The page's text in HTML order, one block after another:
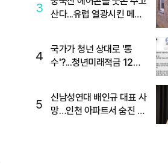
3
산다...유럽 열광시킨 메이
4
국가가 청년 상대로 '통
수'?...청년미래적금 12%
5
신남성연대 배인규 대표 사
망…인천 아파트서 숨진 채